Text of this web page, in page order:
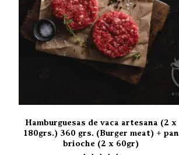
Hamburguesas de vaca artesana (2 x
180grs.) 360 grs. (Burger meat) + pan
brioche (2 x 60gr)